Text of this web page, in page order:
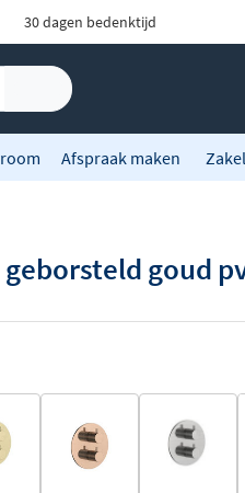
30 dagen bedenktijd
Afspraak maken
goud